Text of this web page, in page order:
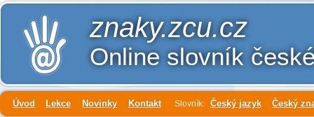
znaky.zcu.cz
Online slovník
Úvod Lekce Novinky Kontakt Slovník: Český jazyk Český